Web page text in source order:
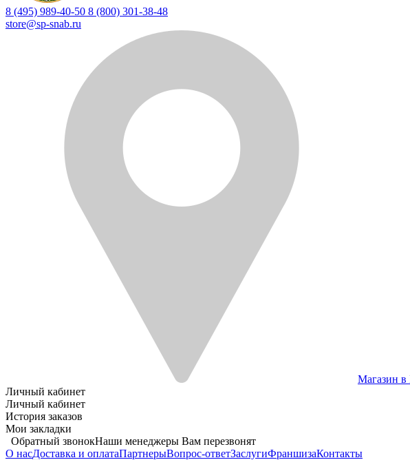
8 (495) 989-40-50 8 (800) 301-38-48
store@sp-snab.ru
Магазин в
Личный кабинет
Личный кабинет
История заказов
Мои закладки
Обратный звонокНаши менеджеры Вам перезвонят
О насДоставка и оплатаПартнерыВопрос-ответЗаслугиФраншизаКонтакты